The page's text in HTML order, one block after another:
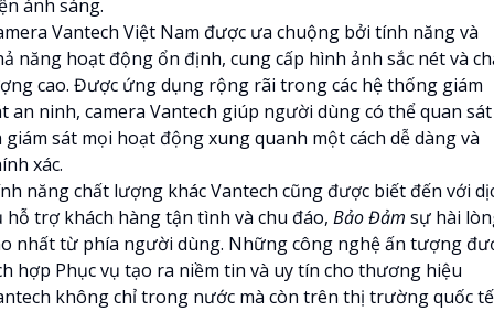
ánh sáng.
Vantech Việt Nam được ưa chuộng bởi tính năng và
năng hoạt động ổn định, cung cấp hình ảnh sắc nét và
cao. Được ứng dụng rộng rãi trong các hệ thống giám
an ninh, camera Vantech giúp người dùng có thể quan sát
giám sát mọi hoạt động xung quanh một cách dễ dàng và
xác.
năng chất lượng khác Vantech cũng được biết đến với
hỗ trợ khách hàng tận tình và chu đáo, Bảo Đảm sự hài
nhất từ phía người dùng. Những công nghệ ấn tượng
hợp Phục vụ tạo ra niềm tin và uy tín cho thương hiệu
không chỉ trong nước mà còn trên thị trường quốc